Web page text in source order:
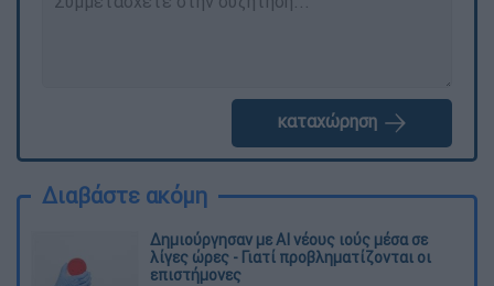
καταχώρηση
Διαβάστε ακόμη
Δημιούργησαν με AI νέους ιούς μέσα σε
λίγες ώρες - Γιατί προβληματίζονται οι
επιστήμονες